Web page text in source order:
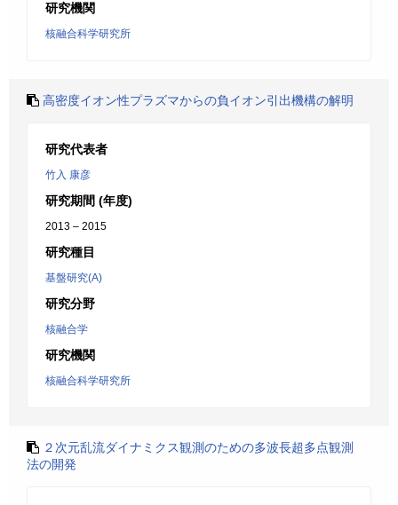
研究機関
核融合科学研究所
高密度イオン性プラズマからの負イオン引出機構の解明
研究代表者
竹入 康彦
研究期間 (年度)
2013 – 2015
研究種目
基盤研究(A)
研究分野
核融合学
研究機関
核融合科学研究所
２次元乱流ダイナミクス観測のための多波長超多点観測
法の開発